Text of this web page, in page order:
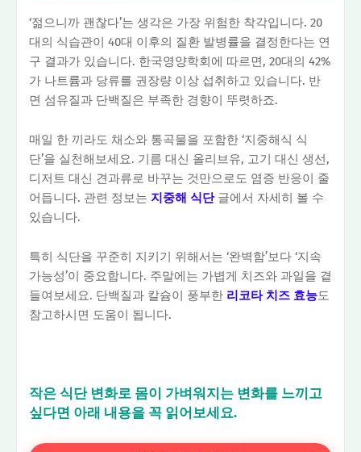
‘젊으니까 괜찮다’는 생각은 가장 위험한 착각입니다. 20
대의 식습관이 40대 이후의 질환 발병률을 결정한다는 연
구 결과가 있습니다. 한국영양학회에 따르면, 20대의 42%
가 나트륨과 당류를 권장량 이상 섭취하고 있습니다. 반
면 섬유질과 단백질은 부족한 경향이 뚜렷하죠.
매일 한 끼라도 채소와 통곡물을 포함한 ‘지중해식 식
단’을 실천해보세요. 기름 대신 올리브유, 고기 대신 생선,
디저트 대신 견과류로 바꾸는 것만으로도 염증 반응이 줄
어듭니다. 관련 정보는 지중해 식단글에서 자세히 볼 수
있습니다.
특히 식단을 꾸준히 지키기 위해서는 ‘완벽함’보다 ‘지속
가능성’이 중요합니다. 주말에는 가볍게 치즈와 과일을 곁
들여보세요. 단백질과 칼슘이 풍부한 리코타 치즈 효능도
참고하시면 도움이 됩니다.
작은 식단 변화로 몸이 가벼워지는 변화를 느끼고
싶다면 아래 내용을 꼭 읽어보세요.